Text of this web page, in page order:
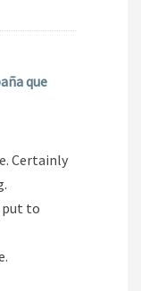
que
Certainly
put to